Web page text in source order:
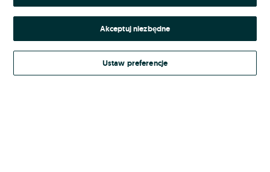
Zaloguj się
Kontynuując za pośrednictwem jednego z dostawców wskazanych powyżej,
Regulamin serwisuOLX.pl w jego aktualnym brzmieniu.
Akceptuj niezbędne
Ustaw preferencje